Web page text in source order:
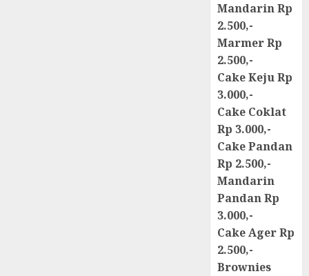
Mandarin Rp
2.500,-
Marmer Rp
2.500,-
Cake Keju Rp
3.000,-
Cake Coklat
Rp 3.000,-
Cake Pandan
Rp 2.500,-
Mandarin
Pandan Rp
3.000,-
Cake Ager Rp
2.500,-
Brownies